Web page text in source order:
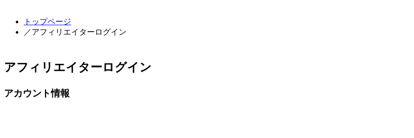
トップページ
／アフィリエイターログイン
アフィリエイターログイン
アカウント情報